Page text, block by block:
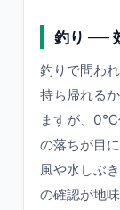
釣り ──
釣りで問わ
持ち帰れる
ますが、0℃
の落ちが目
風や水しぶ
の確認が地